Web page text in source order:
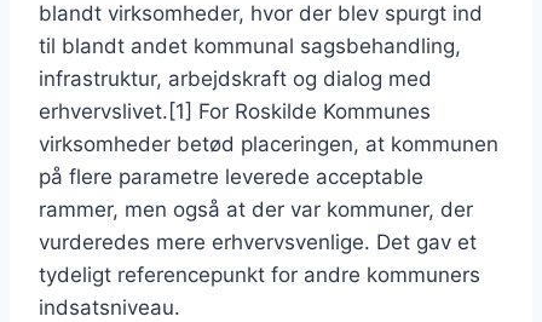
blandt virksomheder, hvor der blev spurgt ind
til blandt andet kommunal sagsbehandling,
infrastruktur, arbejdskraft og dialog med
erhvervslivet.[1] For Roskilde Kommunes
virksomheder betød placeringen, at kommunen
på flere parametre leverede acceptable
rammer, men også at der var kommuner, der
vurderedes mere erhvervsvenlige. Det gav et
tydeligt referencepunkt for andre kommuners
indsatsniveau.